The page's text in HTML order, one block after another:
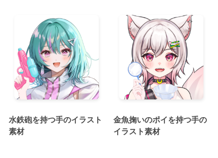
水鉄砲を持つ手のイラスト
素材
金魚掬いのポイを持つ手の
イラスト素材